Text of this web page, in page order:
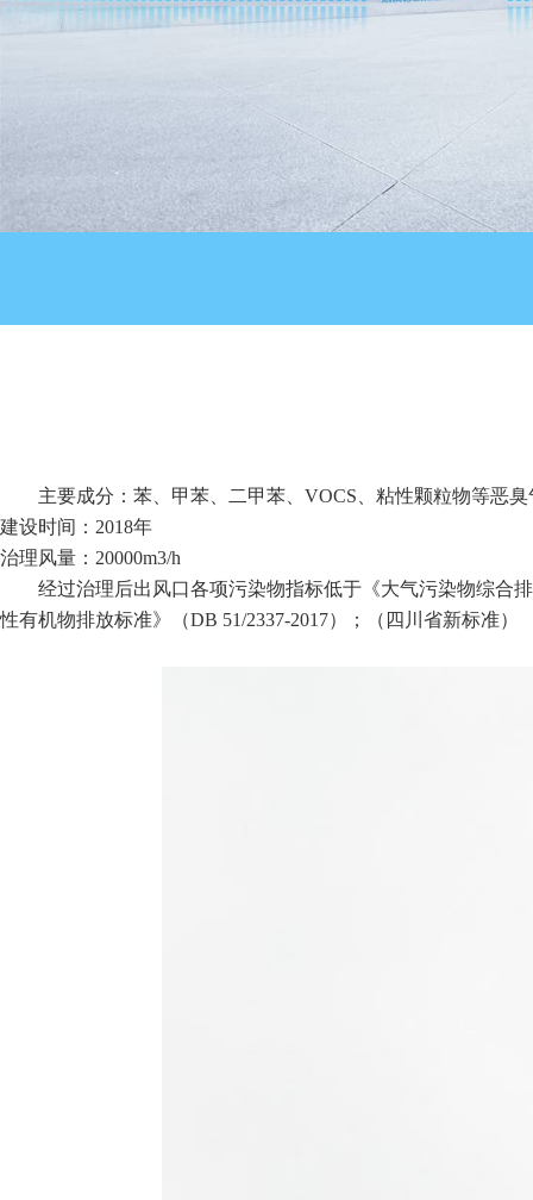
主要成分：苯、甲苯、二甲苯、VOCS、粘性颗粒物等恶臭
建设时间：2018年
治理风量：20000m3/h
经过治理后出风口各项污染物指标低于《大气污染物综合
性有机物排放标准》（DB 51/2337-2017）；（四川省新标准）